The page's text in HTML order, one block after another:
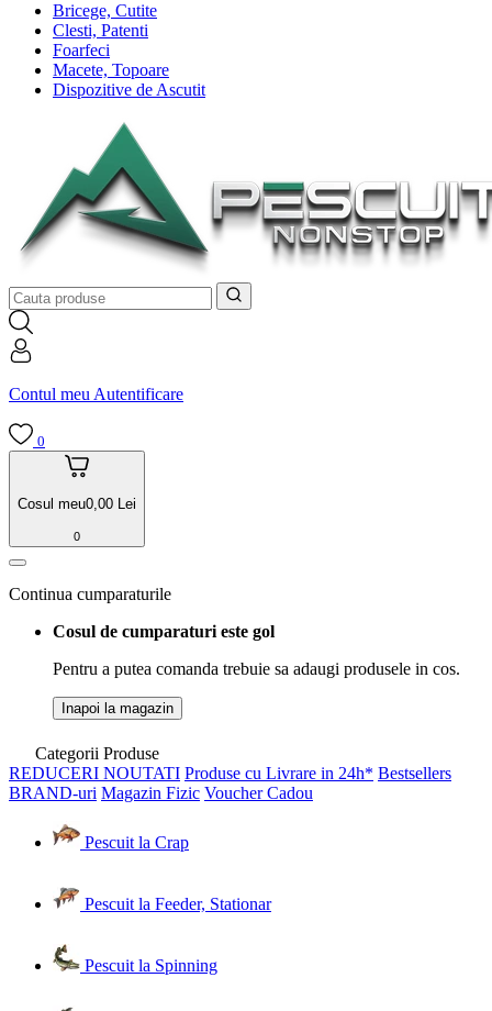
Bricege, Cutite
Clesti, Patenti
Foarfeci
Macete, Topoare
Dispozitive de Ascutit
Contul meu Autentificare
0
Cosul meu0,00 Lei
0
Continua cumparaturile
Cosul de cumparaturi este gol
Pentru a putea comanda trebuie sa adaugi produsele in cos.
Inapoi la magazin
Categorii Produse
REDUCERI NOUTATI Produse cu Livrare in 24h* Bestsellers
BRAND-uri Magazin Fizic Voucher Cadou
Pescuit la Crap
Pescuit la Feeder, Stationar
Pescuit la Spinning